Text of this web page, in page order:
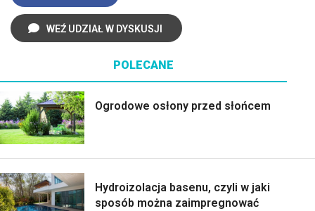
WEŹ UDZIAŁ W DYSKUSJI
POLECANE
Ogrodowe osłony przed słońcem
Hydroizolacja basenu, czyli w jaki
sposób można zaimpregnować